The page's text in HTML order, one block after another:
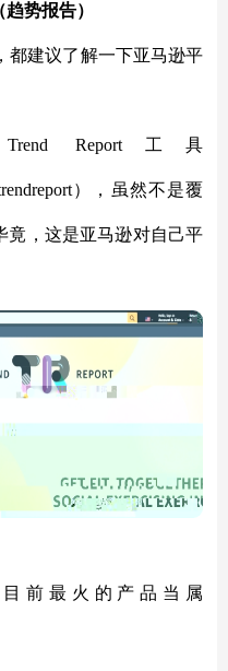
势报告）
都建议了解一下亚马逊平
Trend Report工具
trendreport），虽然不是覆
竟，这是亚马逊对自己平
目前最火的产品当属